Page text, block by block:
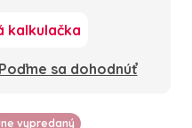
kalkulačka
sa dohodnúť
vypredaný